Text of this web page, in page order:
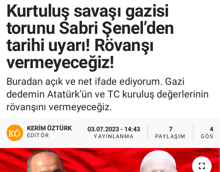
Kurtuluş savaşı gazisi
torunu Sabri Şenel’den
tarihi uyarı! Rövanşı
vermeyeceğiz!
Buradan açık ve net ifade ediyorum. Gazi
dedemin Atatürk’ün ve TC kuruluş değerlerinin
rövanşını vermeyeceğiz.
KERIM ÖZTÜRK
EDITÖR
03.07.2023 - 14:43
YAYINLANMA
7
PAYLAŞIM
Trafik Durumu
Süper Lig Puan Durumu ve Fikstür
Tüm Manşetler
Son Dakika Haberleri
Haber Arşivi